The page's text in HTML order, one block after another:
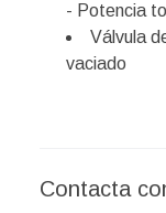
- Potencia
Válvula
vaciado
Contacta